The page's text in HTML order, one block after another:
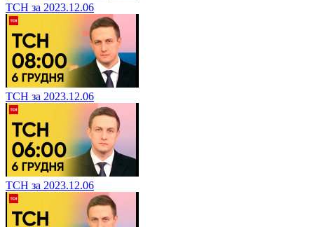
ТСН за 2023.12.06
ТСН за 2023.12.06
ТСН за 2023.12.06